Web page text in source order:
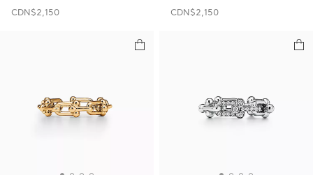
CDN$2,150
CDN$2,150